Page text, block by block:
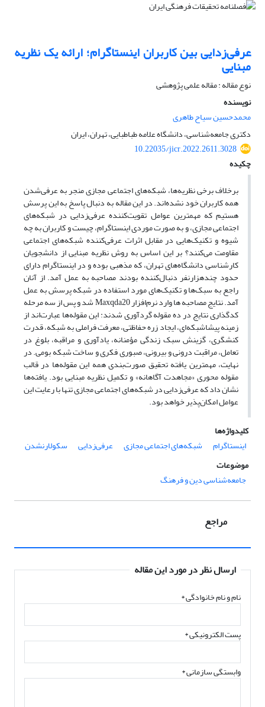
عرفی‌زدایی بین کاربران اینستاگرام؛ ارائه یک نظریه
مبنایی
نوع مقاله : مقاله علمی پژوهشی
نویسنده
محمدحسین سیاح طاهری
دکتری جامعه‌شناسی، دانشگاه علامه طباطبایی، تهران، ایران
10.22035/jicr.2022.2611.3028
چکیده
برخلاف برخی نظریه‌ها، شبکه‌های اجتماعی مجازی منجر به عرفی‌شدن
همه کاربران خود نشده‌اند. در این مقاله به دنبال پاسخ به این پرسش
هستیم که مهمترین عوامل تقویت‌کننده عرفی‌زدایی در شبکه‌های
اجتماعی مجازی، و به صورت موردی اینستاگرام، چیست و کاربران به چه
شیوه و تکنیک‌هایی در مقابل اثرات عرفی‌کننده شبکه‌های اجتماعی
مقاومت می‌کنند؟ بر این اساس به روش نظریه مبنایی از دانشجویان
کارشناسی دانشگاه‌های تهران، که مذهبی بوده و در اینستاگرام دارای
حدود چندهزارنفر دنبال‌کننده بودند مصاحبه به عمل آمد. از آنان
راجع به سبک‌ها و تکنیک‌های مورد استفاده در شبکه پرسش به عمل
آمد. نتایج مصاحبه ها وارد نرم‌افزار Maxqda20 شد و پس از سه مرحله
کدگذاری نتایج در ده مقوله گردآوری شدند: این مقوله‌ها عبارت‌اند از
زمینه پیشاشبکه‌ای، ایجاد زره حفاظتی، معرفت فراملی به شبکه، قدرت
کنشگری، گزینش سبک زندگی مؤمنانه، یادآوری و مراقبه، بلوغ در
تعامل، مراقبت درونی و بیرونی، صبوری فکری و ساخت شبکه بومی. در
نهایت، مهمترین یافته تحقیق صورت‌بندی همه این مقوله‌ها در قالب
مقوله محوری «مجاهدت آگاهانه» و تکمیل نظریه مبنایی بود. یافته‌ها
نشان داد که عرفی‌زدایی در شبکه‌های اجتماعی مجازی تنها با رعایت این
عوامل امکان‌پذیر خواهد بود.
کلیدواژه‌ها
اینستاگرام
شبکه‌های اجتماعی مجازی عرفی‌زدایی
سکولارنشدن
موضوعات
جامعه‌شناسی دین و فرهنگ
مراجع
ارسال نظر در مورد این مقاله
نام و نام خانوادگی*
پست الکترونیکی*
وابستگی سازمانی *